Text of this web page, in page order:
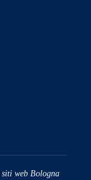
web Bologna